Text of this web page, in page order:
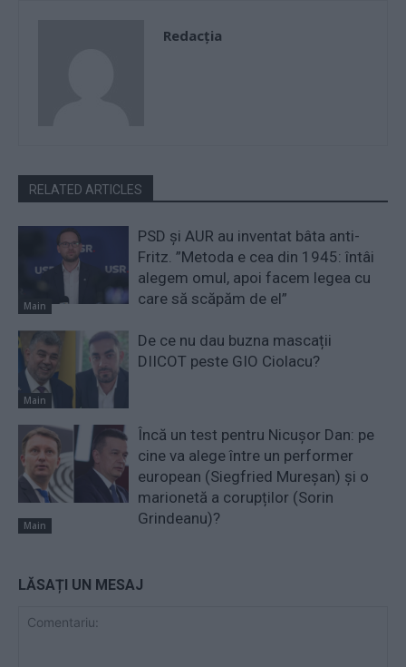
Redacţia
RELATED ARTICLES
Main
PSD și AUR au inventat bâta anti-
Fritz. ”Metoda e cea din 1945: întâi
alegem omul, apoi facem legea cu
care să scăpăm de el”
Main
De ce nu dau buzna mascații
DIICOT peste GIO Ciolacu?
Main
Încă un test pentru Nicușor Dan: pe
cine va alege între un performer
european (Siegfried Mureșan) și o
marionetă a corupților (Sorin
Grindeanu)?
LĂSAȚI UN MESAJ